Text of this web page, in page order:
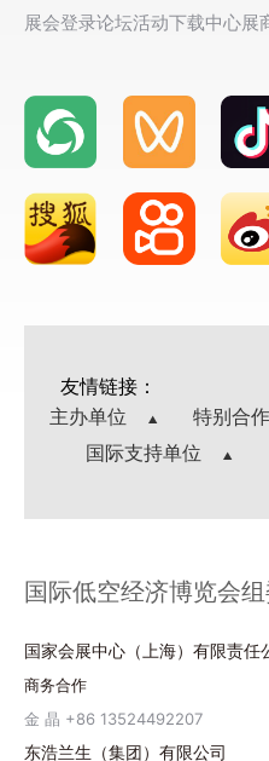
展会登录论坛活动下载中心展
友情链接：
主办单位
特别合
国际支持单位
国际低空经济博览会
国家会展中心（上海）有限责任
商务合作
金 晶 +86 13524492207
东浩兰生（集团）有限公司